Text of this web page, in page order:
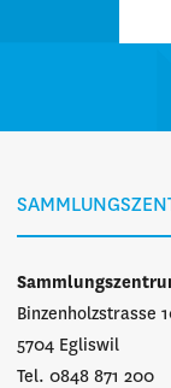
Binzenholzstrasse
5704 Egliswil
Tel. 0848 871 200